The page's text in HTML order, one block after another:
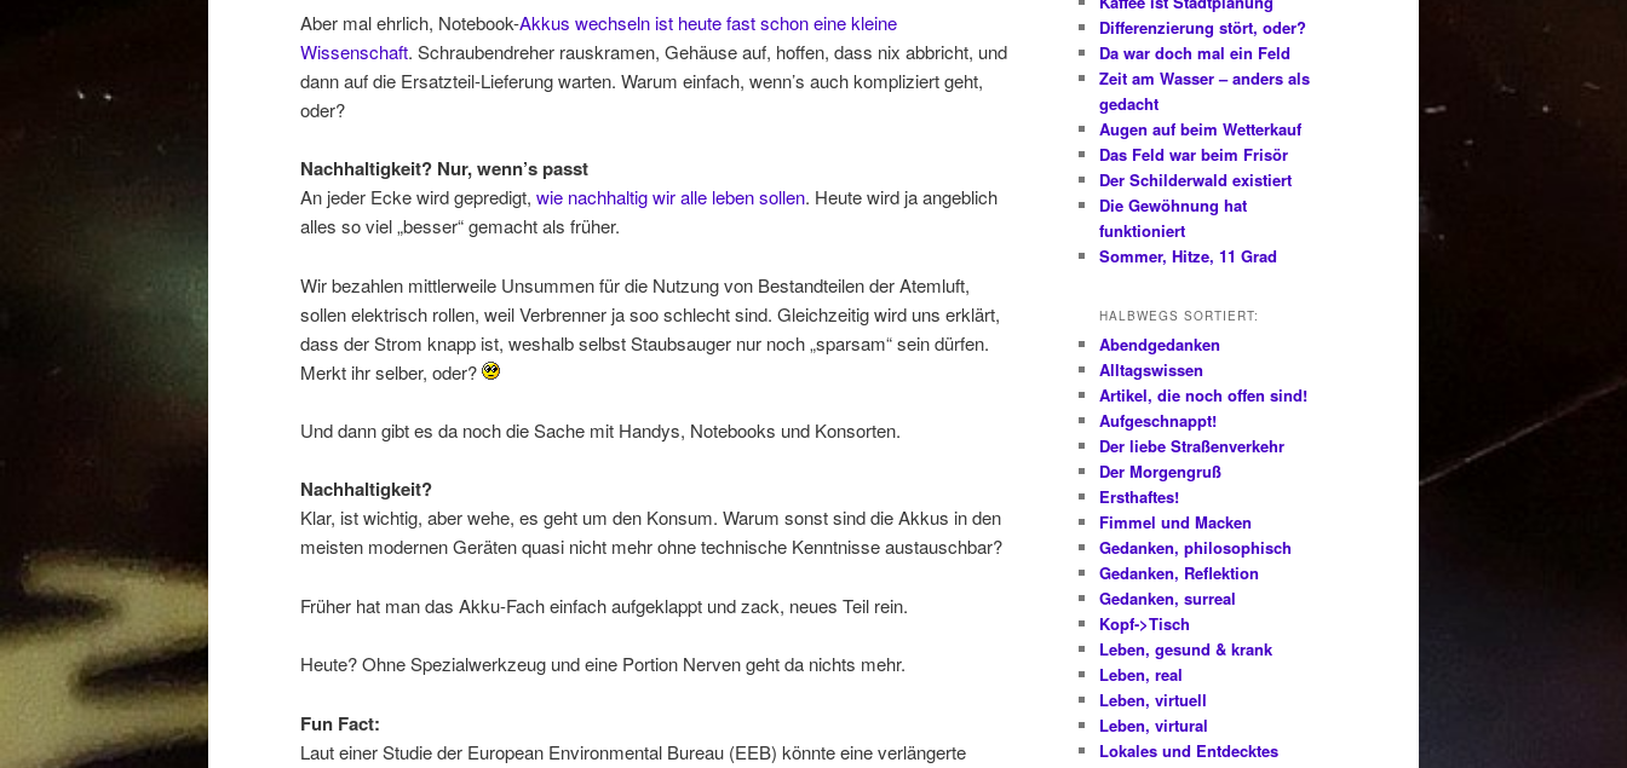
Aber mal ehrlich, Notebook-Akkus wechseln ist heute fast schon eine kleine
Wissenschaft. Schraubendreher rauskramen, Gehäuse auf, hoffen, dass nix abbricht, und
dann auf die Ersatzteil-Lieferung warten. Warum einfach, wenn’s auch kompliziert geht,
oder?
Nachhaltigkeit? Nur, wenn’s passt
An jeder Ecke wird gepredigt, wie nachhaltig wir alle leben sollen. Heute wird ja angeblich
alles so viel „besser“ gemacht als früher.
Wir bezahlen mittlerweile Unsummen für die Nutzung von Bestandteilen der Atemluft,
sollen elektrisch rollen, weil Verbrenner ja soo schlecht sind. Gleichzeitig wird uns erklärt,
dass der Strom knapp ist, weshalb selbst Staubsauger nur noch „sparsam“ sein dürfen.
Merkt ihr selber, oder?
Und dann gibt es da noch die Sache mit Handys, Notebooks und Konsorten.
Nachhaltigkeit?
Klar, ist wichtig, aber wehe, es geht um den Konsum. Warum sonst sind die Akkus in den
meisten modernen Geräten quasi nicht mehr ohne technische Kenntnisse austauschbar?
Früher hat man das Akku-Fach einfach aufgeklappt und zack, neues Teil rein.
Heute? Ohne Spezialwerkzeug und eine Portion Nerven geht da nichts mehr.
Fun Fact:
Laut einer Studie der European Environmental Bureau (EEB) könnte eine verlängerte
Differenzierung stört, oder?
Da war doch mal ein Feld
Zeit am Wasser – anders als
gedacht
Augen auf beim Wetterkauf
Das Feld war beim Frisör
Der Schilderwald existiert
Die Gewöhnung hat
funktioniert
Sommer, Hitze, 11 Grad
HALBWEGS SORTIERT:
Abendgedanken
Alltagswissen
Artikel, die noch offen sind!
Aufgeschnappt!
Der liebe Straßenverkehr
Der Morgengruß
Ersthaftes!
Fimmel und Macken
Gedanken, philosophisch
Gedanken, Reflektion
Gedanken, surreal
Kopf->Tisch
Leben, gesund & krank
Leben, real
Leben, virtuell
Leben, virtural
Lokales und Entdecktes